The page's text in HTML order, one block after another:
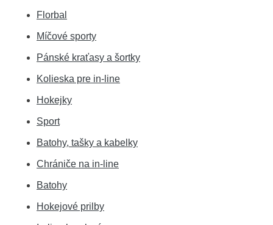
Florbal
Míčové sporty
Pánské kraťasy a šortky
Kolieska pre in-line
Hokejky
Sport
Batohy, tašky a kabelky
Chrániče na in-line
Batohy
Hokejové prilby